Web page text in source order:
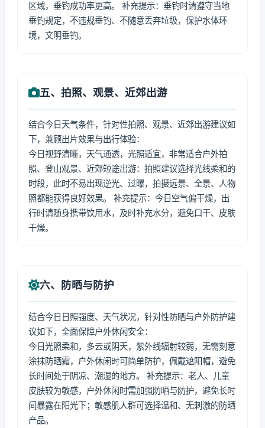
区域，垂钓成功率更高。 补充提示：垂钓时请遵守当地
垂钓规定，不违规垂钓、不随意丢弃垃圾，保护水体环
境，文明垂钓。
五、拍照、观景、近郊出游
结合今日天气条件，针对性拍照、观景、近郊出游建议如
下，兼顾出片效果与出行体验：
今日视野清晰，天气通透，光照适宜，非常适合户外拍
照、登山观景、近郊短途出游：拍照建议选择光线柔和的
时段，此时不易出现逆光、过曝，拍摄远景、全景、人物
照都能获得良好效果。 补充提示：今日空气偏干燥，出
行时请随身携带饮用水，及时补充水分，避免口干、皮肤
干燥。
六、防晒与防护
结合今日日照强度、天气状况，针对性防晒与户外防护建
议如下，全面保障户外休闲安全：
今日光照柔和，多云或阴天，紫外线辐射较弱，无需刻意
涂抹防晒霜，户外休闲时可简单防护，佩戴遮阳帽，避免
长时间处于阴凉、潮湿的地方。 补充提示：老人、儿童
皮肤较为敏感，户外休闲时需加强防晒与防护，避免长时
间暴露在阳光下；敏感肌人群可选择温和、无刺激的防晒
产品。